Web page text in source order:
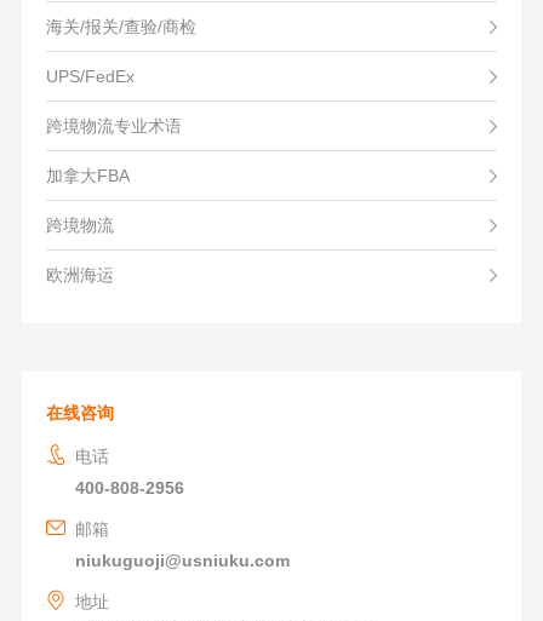
海关/报关/查验/商检
UPS/FedEx
跨境物流专业术语
加拿大FBA
跨境物流
欧洲海运
在线咨询
电话
400-808-2956
邮箱
niukuguoji@usniuku.com
地址